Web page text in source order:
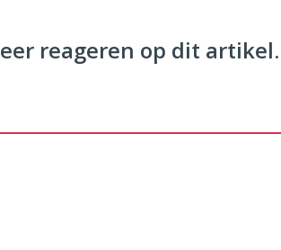
reageren op dit artikel.